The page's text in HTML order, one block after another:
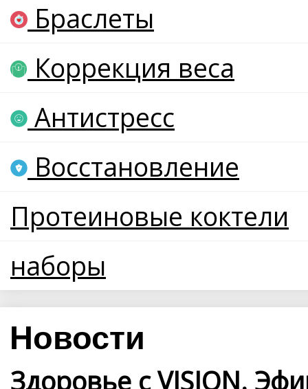
Браслеты
Коррекция веса
Антистресс
Восстановление
Протеиновые коктели
наборы
Новости
Здоровье с VISION.